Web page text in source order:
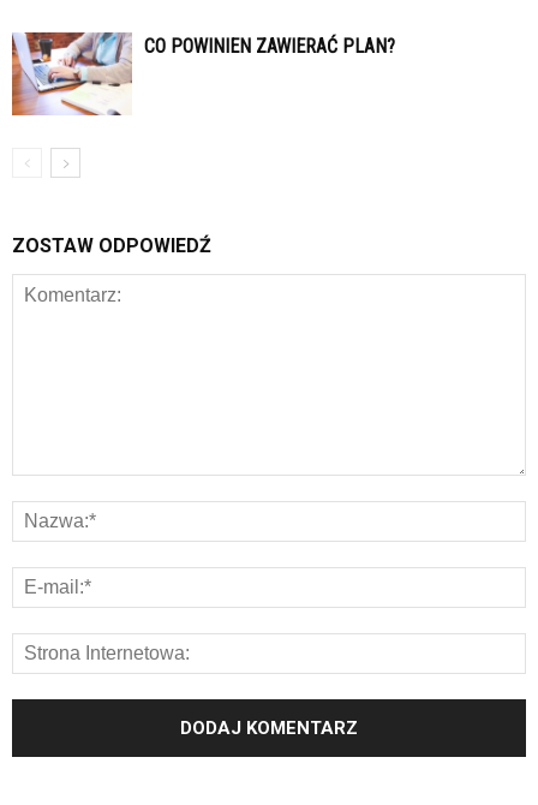
CO POWINIEN ZAWIERAĆ PLAN?
ZOSTAW ODPOWIEDŹ